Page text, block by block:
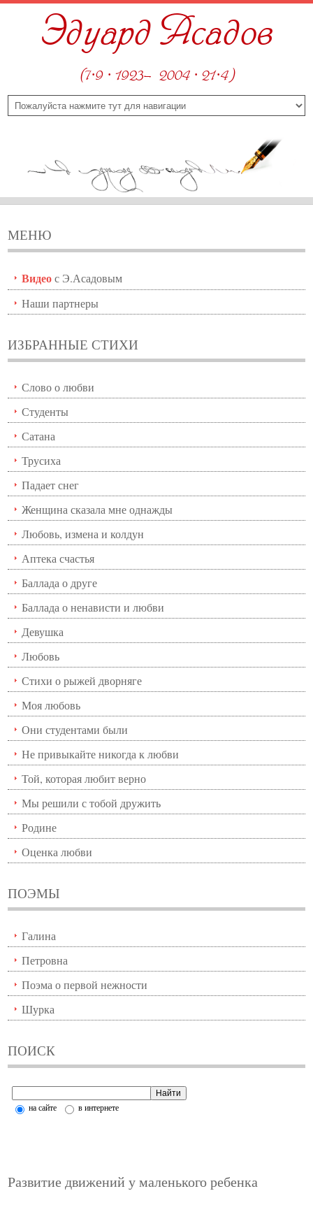
Эдуард Асадов
(7·9 · 1923—2004 · 21·4)
МЕНЮ
Видеос Э.Асадовым
Наши партнеры
ИЗБРАННЫЕ СТИХИ
Слово о любви
Студенты
Сатана
Трусиха
Падает снег
Женщина сказала мне однажды
Любовь, измена и колдун
Аптека счастья
Баллада о друге
Баллада о ненависти и любви
Девушка
Любовь
Стихи о рыжей дворняге
Моя любовь
Они студентами были
Не привыкайте никогда к любви
Той, которая любит верно
Мы решили с тобой дружить
Родине
Оценка любви
ПОЭМЫ
Галина
Петровна
Поэма о первой нежности
Шурка
ПОИСК
на сайте в интернете
Развитие движений у маленького ребенка